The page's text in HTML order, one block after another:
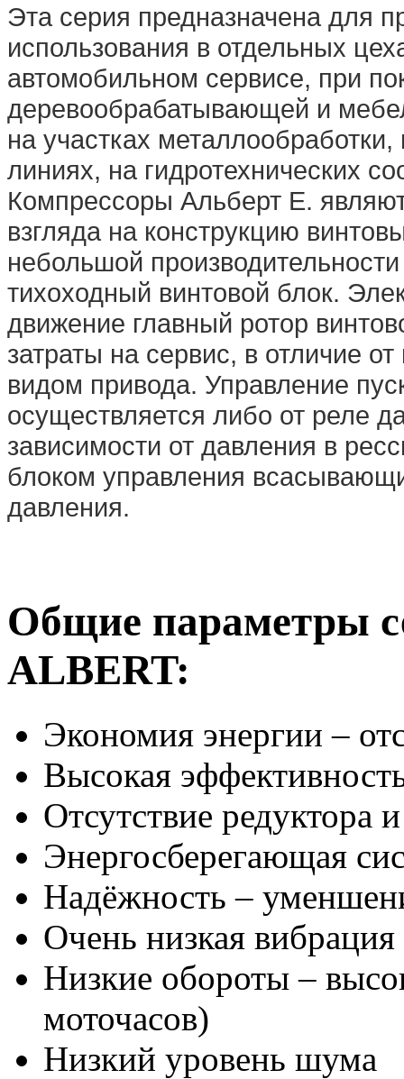
Эта серия предназначена для
использования в отдельных
автомобильном сервисе, при
деревообрабатывающей и
на участках
линиях, на гидротехнических
Компрессоры Альберт E.
взгляда на конструкцию
небольшой
тихоходный винтовой блок.
движение главный ротор
затраты на сервис, в отличие
видом привода. Управление
осуществляется либо от реле
зависимости от давления в
блоком управления
давления.
Общие параметры
ALBERT:
Экономия энергии –
Высокая
Отсутствие редуктора
Энергосберегающая
Надёжность –
Очень низкая вибрация
Низкие обороты –
моточасов)
Низкий уровень шума